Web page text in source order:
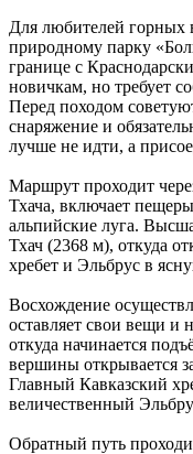
Для любителей
природному парку
границе с
новичкам, но требует
Перед походом
снаряжение и
лучше не идти, а
Маршрут проходит
Тхача, включает
альпийские луга.
Тхач (2368 м), откуда
хребет и Эльбрус в
Восхождение
оставляет свои вещи и
откуда начинается
вершины открывается
Главный Кавказский
величественный
Обратный путь